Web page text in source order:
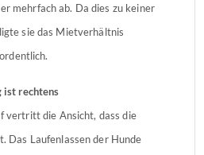
mehrfach ab. Da dies zu keiner
sie das Mietverhältnis
ist rechtens
vertritt die Ansicht, dass die
Das Laufenlassen der Hunde